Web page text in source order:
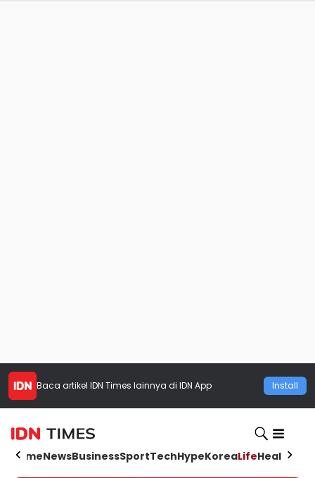
Baca artikel IDN Times lainnya di IDN App Install
HomeNewsBusinessSportTechHypeKoreaLifeHealth